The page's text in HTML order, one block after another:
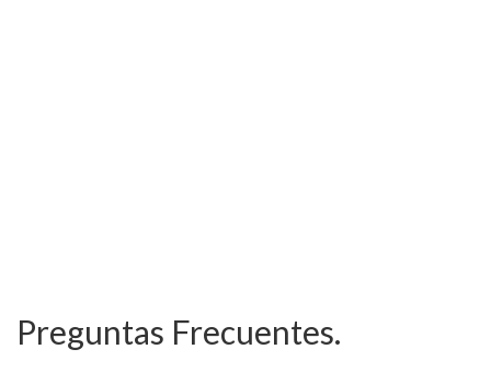
Preguntas Frecuentes.